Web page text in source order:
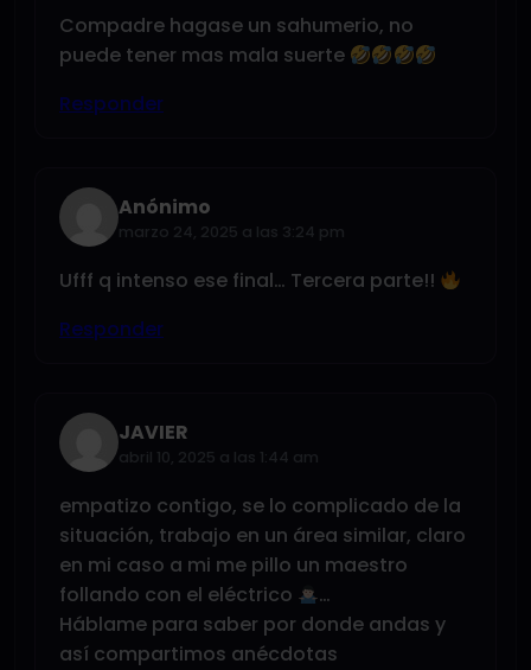
Compadre hagase un sahumerio, no
puede tener mas mala suerte
Responder
Anónimo
marzo 24, 2025 a las 3:24 pm
Ufff q intenso ese final… Tercera parte!!
Responder
JAVIER
abril 10, 2025 a las 1:44 am
empatizo contigo, se lo complicado de la
situación, trabajo en un área similar, claro
en mi caso a mi me pillo un maestro
follando con el eléctrico
…
Háblame para saber por donde andas y
así compartimos anécdotas